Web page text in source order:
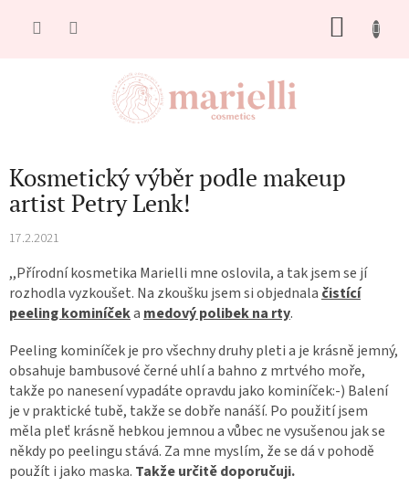
Kosmetický výběr podle makeup
artist Petry Lenk!
17.2.2021
,,Přírodní kosmetika Marielli mne oslovila, a tak jsem se jí
rozhodla vyzkoušet. Na zkoušku jsem si objednala čistící
peeling kominíčeka medový polibek na rty.
Peeling kominíček je pro všechny druhy pleti a je krásně jemný,
obsahuje bambusové černé uhlí a bahno z mrtvého moře,
takže po nanesení vypadáte opravdu jako kominíček:-) Balení
je v praktické tubě, takže se dobře nanáší. Po použití jsem
měla pleť krásně hebkou jemnou a vůbec ne vysušenou jak se
někdy po peelingu stává. Za mne myslím, že se dá v pohodě
použít i jako maska. Takže určitě doporučuji.